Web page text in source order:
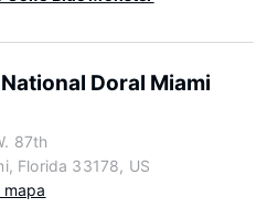
Doral Miami
87th
Florida 33178, US
mapa